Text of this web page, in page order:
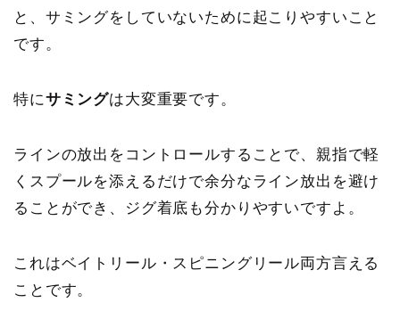
と、サミングをしていないために起こりやすいこと
です。
特にサミングは大変重要です。
ラインの放出をコントロールすることで、親指で軽
くスプールを添えるだけで余分なライン放出を避け
ることができ、ジグ着底も分かりやすいですよ。
これはベイトリール・スピニングリール両方言える
ことです。